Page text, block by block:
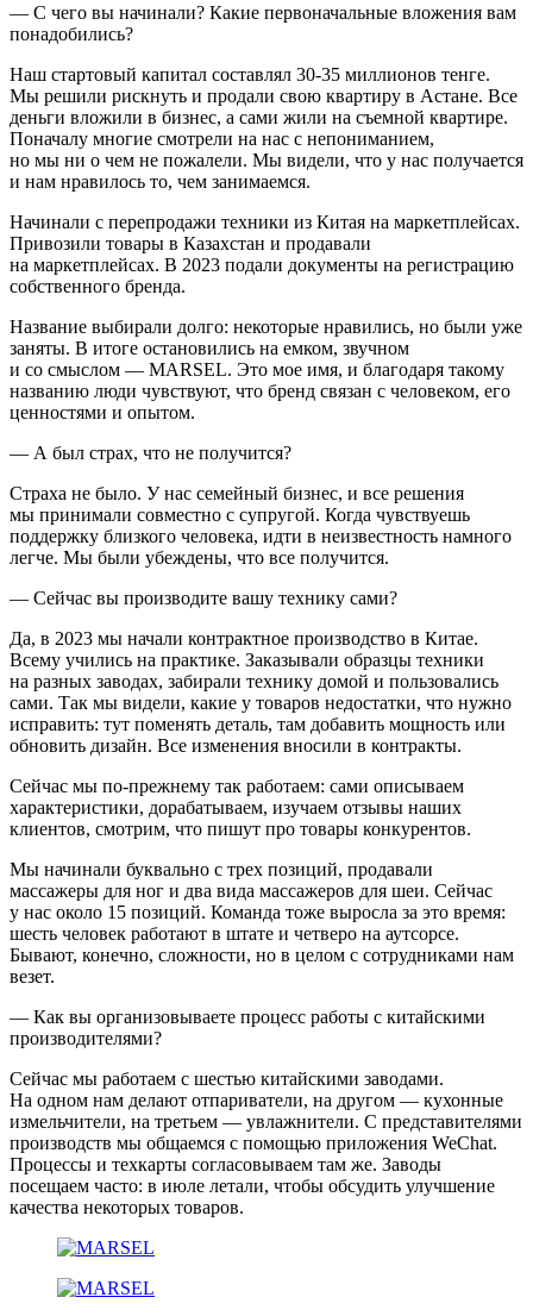
— С чего вы начинали? Какие первоначальные вложения вам
понадобились?
Наш стартовый капитал составлял 30-35 миллионов тенге.
Мы решили рискнуть и продали свою квартиру в Астане. Все
деньги вложили в бизнес, а сами жили на съемной квартире.
Поначалу многие смотрели на нас с непониманием,
но мы ни о чем не пожалели. Мы видели, что у нас получается
и нам нравилось то, чем занимаемся.
Начинали с перепродажи техники из Китая на маркетплейсах.
Привозили товары в Казахстан и продавали
на маркетплейсах. В 2023 подали документы на регистрацию
собственного бренда.
Название выбирали долго: некоторые нравились, но были уже
заняты. В итоге остановились на емком, звучном
и со смыслом — MARSEL. Это мое имя, и благодаря такому
названию люди чувствуют, что бренд связан с человеком, его
ценностями и опытом.
— А был страх, что не получится?
Страха не было. У нас семейный бизнес, и все решения
мы принимали совместно с супругой. Когда чувствуешь
поддержку близкого человека, идти в неизвестность намного
легче. Мы были убеждены, что все получится.
— Сейчас вы производите вашу технику сами?
Да, в 2023 мы начали контрактное производство в Китае.
Всему учились на практике. Заказывали образцы техники
на разных заводах, забирали технику домой и пользовались
сами. Так мы видели, какие у товаров недостатки, что нужно
исправить: тут поменять деталь, там добавить мощность или
обновить дизайн. Все изменения вносили в контракты.
Сейчас мы по-прежнему так работаем: сами описываем
характеристики, дорабатываем, изучаем отзывы наших
клиентов, смотрим, что пишут про товары конкурентов.
Мы начинали буквально с трех позиций, продавали
массажеры для ног и два вида массажеров для шеи. Сейчас
у нас около 15 позиций. Команда тоже выросла за это время:
шесть человек работают в штате и четверо на аутсорсе.
Бывают, конечно, сложности, но в целом с сотрудниками нам
везет.
— Как вы организовываете процесс работы с китайскими
производителями?
Сейчас мы работаем с шестью китайскими заводами.
На одном нам делают отпариватели, на другом — кухонные
измельчители, на третьем — увлажнители. С представителями
производств мы общаемся с помощью приложения WeChat.
Процессы и техкарты согласовываем там же. Заводы
посещаем часто: в июле летали, чтобы обсудить улучшение
качества некоторых товаров.